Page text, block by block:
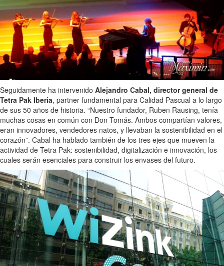
Seguidamente ha intervenido Alejandro Cabal, director general de
Tetra Pak Iberia, partner fundamental para Calidad Pascual a lo largo
de sus 50 años de historia. “Nuestro fundador, Ruben Rausing, tenía
muchas cosas en común con Don Tomás. Ambos compartían valores,
eran innovadores, vendedores natos, y llevaban la sostenibilidad en el
corazón”. Cabal ha hablado también de los tres ejes que mueven la
actividad de Tetra Pak: sostenibilidad, digitalización e innovación, los
cuales serán esenciales para construir los envases del futuro.